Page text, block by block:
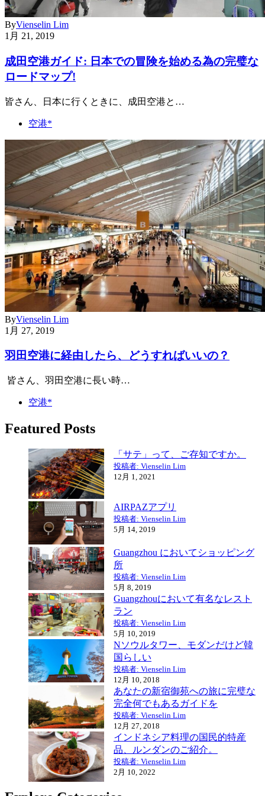
ByVienselin Lim
1月 21, 2019
成田空港ガイド: 日本での冒険を始める為の完璧な
ロードマップ!
皆さん、日本に行くときに、成田空港と…
空港*
ByVienselin Lim
1月 27, 2019
羽田空港に経由したら、どうすればいいの？
皆さん、羽田空港に長い時…
空港*
Featured Posts
「サテ」って、ご存知ですか。
投稿者: Vienselin Lim
12月 1, 2021
AIRPAZアプリ
投稿者: Vienselin Lim
5月 14, 2019
Guangzhou においてショッピング
所
投稿者: Vienselin Lim
5月 8, 2019
Guangzhouにおいて有名なレスト
ラン
投稿者: Vienselin Lim
5月 10, 2019
Nソウルタワー、モダンだけど韓
国らしい
投稿者: Vienselin Lim
12月 10, 2018
あなたの新宿御苑への旅に完璧な
完全何でもあるガイドを
投稿者: Vienselin Lim
12月 27, 2018
インドネシア料理の国民的特産
品、ルンダンのご紹介。
投稿者: Vienselin Lim
2月 10, 2022